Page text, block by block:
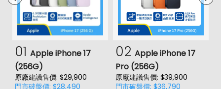
01 Apple iPhone 17
(256G)
原廠建議售價: $29,900
門市破盤價: $28,490
02 Apple iPhone 17
Pro (256G)
原廠建議售價: $39,900
門市破盤價: $36,790